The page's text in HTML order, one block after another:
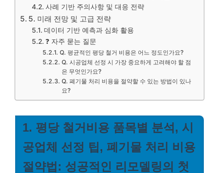
사례 기반 주의사항 및 대응 전략
5. 미래 전망 및 고급 전략
데이터 기반 예측과 심화 활용
❓ 자주 묻는 질문
Q. 평균적인 평당 철거 비용은 어느 정도인가요?
Q. 시공업체 선정 시 가장 중요하게 고려해야 할 점
은 무엇인가요?
Q. 폐기물 처리 비용을 절약할 수 있는 방법이 있나
요?
1. 평당 철거비용 품목별 분석, 시
공업체 선정 팁, 폐기물 처리 비용
절약법: 성공적인 리모델링의 첫